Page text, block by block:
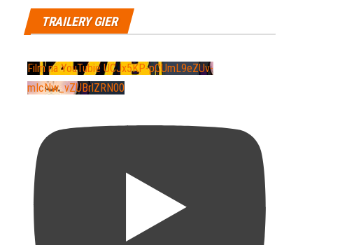
TRAILERY GIER
Film na YouTubie UCJx5KP-pCUmL9eZUv-
mIcNw_vZUBrlZRN00